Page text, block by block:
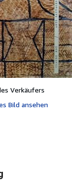
Verkäufers
Bild ansehen